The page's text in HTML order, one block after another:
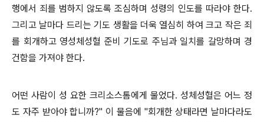
행에서 죄를 범하지 않도록 조심하며 성령의 인도를 따라야 한다.
그리고 날마다 드리는 기도 생활을 더욱 열심히 하여 크고 작은 죄
를 회개하고 영성체성혈 준비 기도로 주님과 일치를 갈망하며 경
건함을 가져야 한다.
어떤 사람이 성 요한 크리소스톰에게 물었다. 성체성혈은 어느 정
도 자주 받아야 합니까?" 이 물음에 "회개한 상태라면 날마다라도